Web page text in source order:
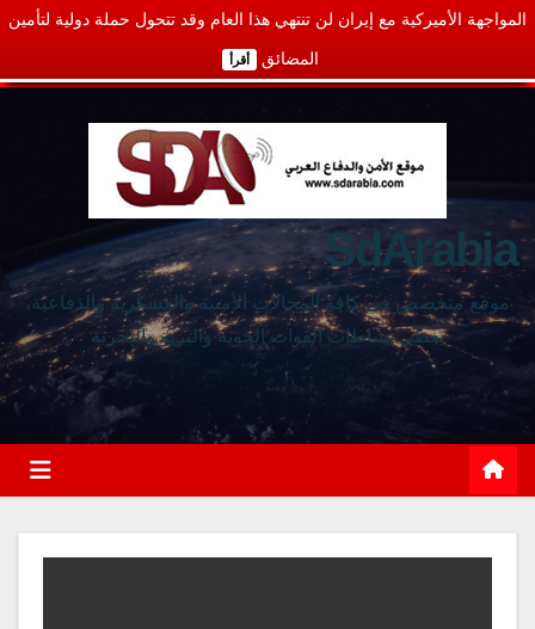
المواجهة الأميركية مع إيران لن تنتهي هذا العام وقد تتحول حملة دولية لتأمين
المضائق أقرأ
SdArabia
موقع متخصص في كافة المجالات الأمنية والعسكرية والدفاعية،
يغطي نشاطات القوات الجوية والبرية والبحرية